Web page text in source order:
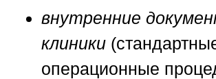
внутренние
клиники
операционные